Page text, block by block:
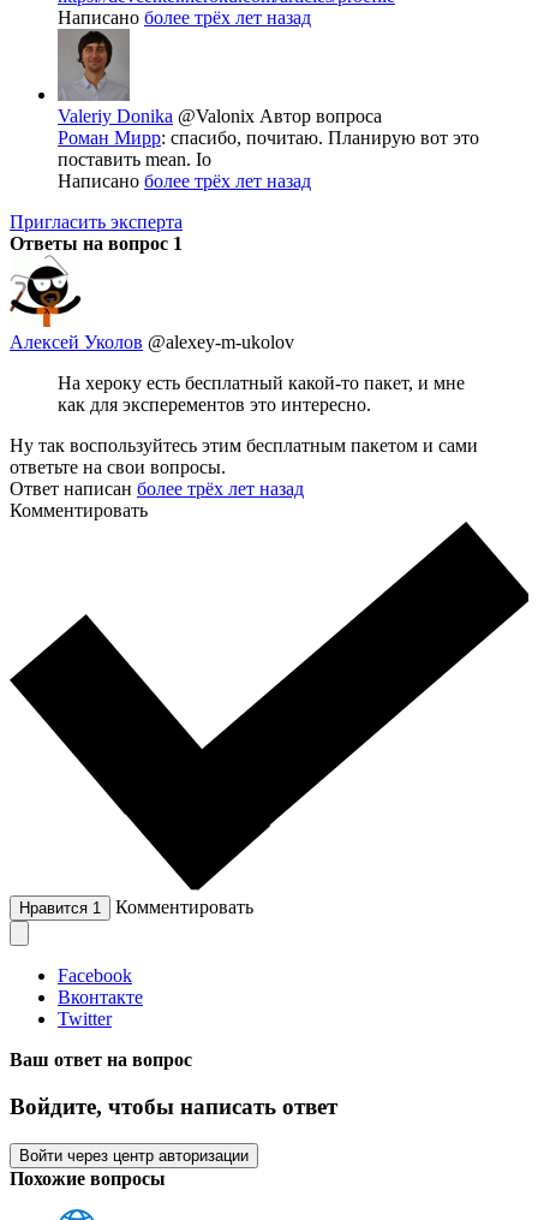
Написано более трёх лет назад
Valeriy Donika @Valonix Автор вопроса
Роман Мирр: спасибо, почитаю. Планирую вот это
поставить mean. Io
Написано более трёх лет назад
Пригласить эксперта
Ответы на вопрос 1
Алексей Уколов @alexey-m-ukolov
На хероку есть бесплатный какой-то пакет, и мне
как для эксперементов это интересно.
Ну так воспользуйтесь этим бесплатным пакетом и сами
ответьте на свои вопросы.
Ответ написан более трёх лет назад
Комментировать
Нравится 1 Комментировать
Facebook
Вконтакте
Twitter
Ваш ответ на вопрос
Войдите, чтобы написать ответ
Войти через центр авторизации
Похожие вопросы